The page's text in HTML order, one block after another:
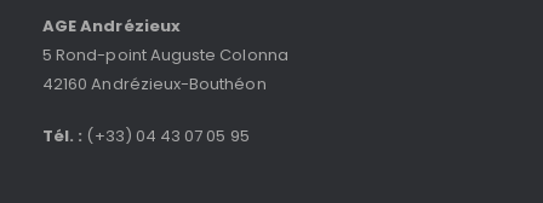
AGE Andrézieux
5 Rond-point Auguste Colonna
42160 Andrézieux-Bouthéon
Tél. : (+33) 04 43 07 05 95